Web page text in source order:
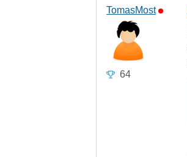
TomasMost
64